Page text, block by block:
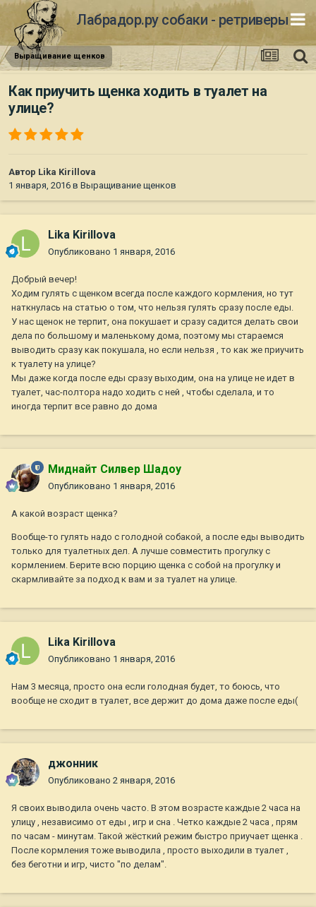
Лабрадор.ру собаки - ретриверы
Выращивание щенков
Как приучить щенка ходить в туалет на
улице?
Автор Lika Kirillova
1 января, 2016 в Выращивание щенков
Lika Kirillova
Опубликовано 1 января, 2016
Добрый вечер!
Ходим гулять с щенком всегда после каждого кормления, но тут
наткнулась на статью о том, что нельзя гулять сразу после еды.
У нас щенок не терпит, она покушает и сразу садится делать свои
дела по большому и маленькому дома, поэтому мы стараемся
выводить сразу как покушала, но если нельзя , то как же приучить
к туалету на улице?
Мы даже когда после еды сразу выходим, она на улице не идет в
туалет, час-полтора надо ходить с ней , чтобы сделала, и то
иногда терпит все равно до дома
Миднайт Силвер Шадоу
Опубликовано 1 января, 2016
А какой возраст щенка?
Вообще-то гулять надо с голодной собакой, а после еды выводить
только для туалетных дел. А лучше совместить прогулку с
кормлением. Берите всю порцию щенка с собой на прогулку и
скармливайте за подход к вам и за туалет на улице.
Lika Kirillova
Опубликовано 1 января, 2016
Нам 3 месяца, просто она если голодная будет, то боюсь, что
вообще не сходит в туалет, все держит до дома даже после еды(
джонник
Опубликовано 2 января, 2016
Я своих выводила очень часто. В этом возрасте каждые 2 часа на
улицу , независимо от еды , игр и сна . Четко каждые 2 часа , прям
по часам - минутам. Такой жёсткий режим быстро приучает щенка .
После кормления тоже выводила , просто выходили в туалет ,
без беготни и игр, чисто "по делам".